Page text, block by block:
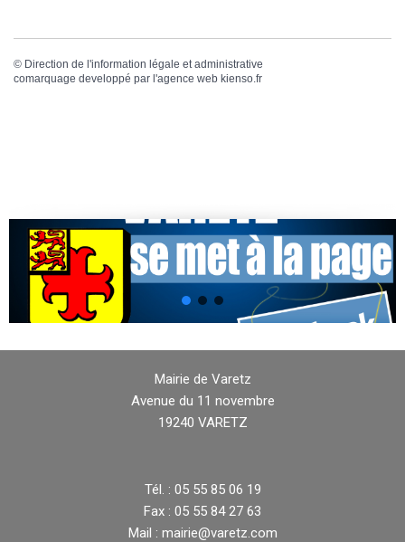
© Direction de l'information légale et administrative
comarquage developpé par l'agence web kienso.fr
Mairie de Varetz
Avenue du 11 novembre
19240 VARETZ
Tél. : 05 55 85 06 19
Fax : 05 55 84 27 63
Mail : mairie@varetz.com